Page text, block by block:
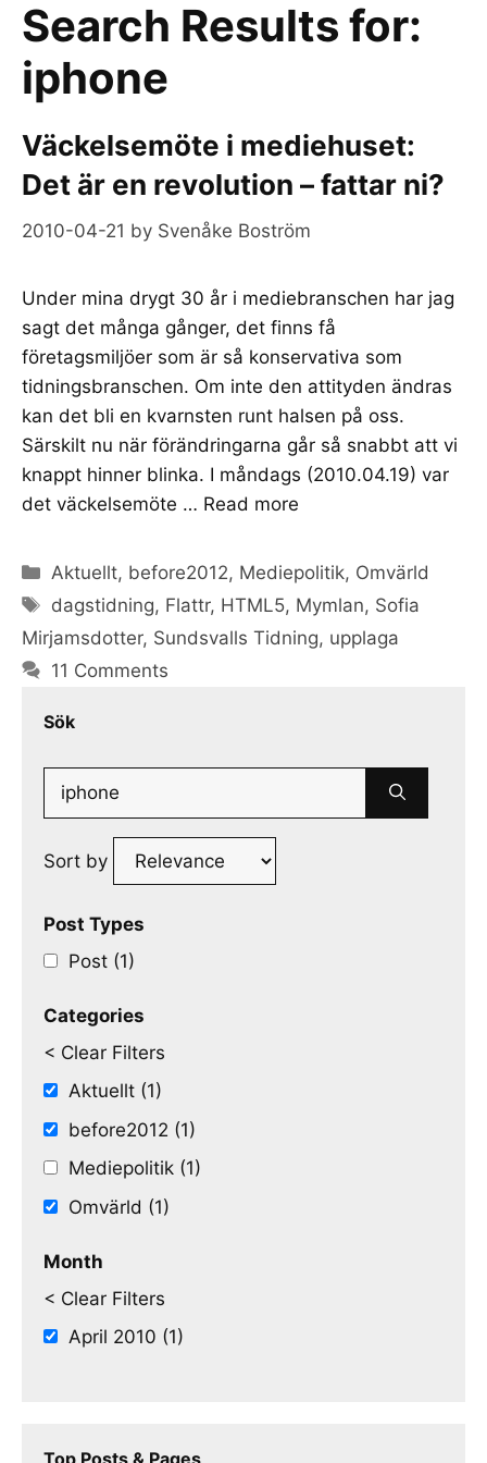
Search Results for:
iphone
Väckelsemöte i mediehuset:
Det är en revolution – fattar ni?
2010-04-21 by Svenåke Boström
Under mina drygt 30 år i mediebranschen har jag
sagt det många gånger, det finns få
företagsmiljöer som är så konservativa som
tidningsbranschen. Om inte den attityden ändras
kan det bli en kvarnsten runt halsen på oss.
Särskilt nu när förändringarna går så snabbt att vi
knappt hinner blinka. I måndags (2010.04.19) var
det väckelsemöte … Read more
Categories
Aktuellt, before2012, Mediepolitik, Omvärld
Tags
dagstidning, Flattr, HTML5, Mymlan, Sofia
Mirjamsdotter, Sundsvalls Tidning, upplaga
11 Comments
Sök
Search
for:
Sort by
Post Types
Post (1)
Categories
< Clear Filters
Aktuellt (1)
before2012 (1)
Mediepolitik (1)
Omvärld (1)
Month
< Clear Filters
April 2010 (1)
Top Posts & Pages